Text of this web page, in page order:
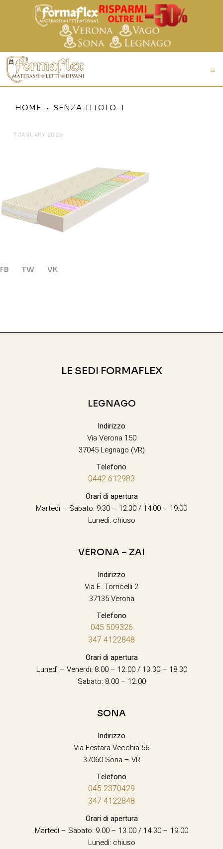
HOME SENZA TITOLO-1
7 JANUARY 2025
FB TW VK
LE SEDI FORMAFLEX
LEGNAGO
Indirizzo
Via Verona 150
37045 Legnago (VR)
Telefono
0442 612983
Orari di apertura
Martedì – Sabato: 9:30 – 12:30 / 14:00 – 19:00
Lunedì: chiuso
VERONA – ZAI
Indirizzo
Via E. Torricelli 2
37135 Verona
Telefono
045 509326
347 4122848
Orari di apertura
Lunedì – Venerdì: 8.00 – 12.00 / 13.30 – 18.30
Sabato: 8.00 – 12.00
SONA
Indirizzo
Via Festara Vecchia 56
37060 Sona – VR
Telefono
045 2370429
347 4122848
Orari di apertura
Martedì – Sabato: 9.00 – 13.00 / 14.30 – 19.00
Lunedì: chiuso